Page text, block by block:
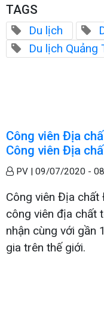
TAGS
Du lịch
Du lịch Quảng
Công viên Địa
Công viên Địa
PV | 09/07/2020 -
Công viên Địa
công viên địa chất
nhận cùng với gần
gia trên thế giới.